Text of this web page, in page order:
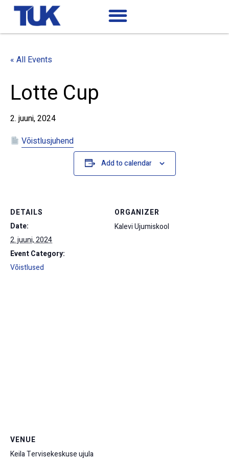
« All Events
Lotte Cup
2. juuni, 2024
Võistlusjuhend
Add to calendar
DETAILS
Date:
2. juuni, 2024
Event Category:
Võistlused
ORGANIZER
Kalevi Ujumiskool
VENUE
Keila Tervisekeskuse ujula